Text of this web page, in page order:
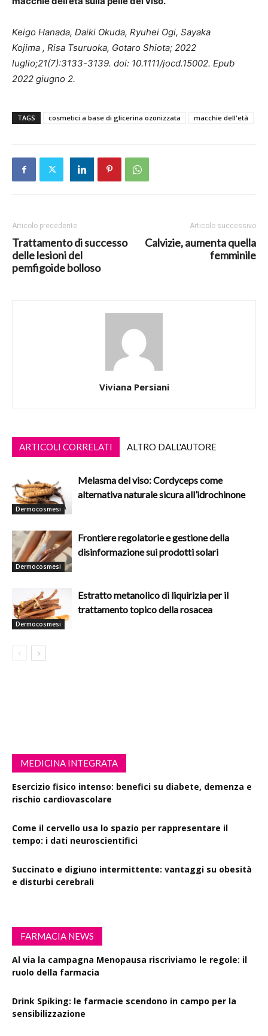
Keigo Hanada, Daiki Okuda, Ryuhei Ogi, Sayaka
Kojima , Risa Tsuruoka, Gotaro Shiota; 2022
luglio;21(7):3133-3139. doi: 10.1111/jocd.15002. Epub
2022 giugno 2.
TAGS cosmetici a base di glicerina ozonizzata macchie dell'età
Articolo precedente
Trattamento di successo
delle lesioni del
pemfigoide bolloso
Articolo successivo
Calvizie, aumenta quella
femminile
Viviana Persiani
ARTICOLI CORRELATI ALTRO DALL'AUTORE
Dermocosmesi
Melasma del viso: Cordyceps come
alternativa naturale sicura all’idrochinone
Dermocosmesi
Frontiere regolatorie e gestione della
disinformazione sui prodotti solari
Dermocosmesi
Estratto metanolico di liquirizia per il
trattamento topico della rosacea
MEDICINA INTEGRATA
Esercizio fisico intenso: benefici su diabete, demenza e
rischio cardiovascolare
Come il cervello usa lo spazio per rappresentare il
tempo: i dati neuroscientifici
Succinato e digiuno intermittente: vantaggi su obesità
e disturbi cerebrali
FARMACIA NEWS
Al via la campagna Menopausa riscriviamo le regole: il
ruolo della farmacia
Drink Spiking: le farmacie scendono in campo per la
sensibilizzazione